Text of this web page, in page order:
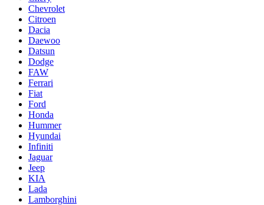
Chevrolet
Citroen
Dacia
Daewoo
Datsun
Dodge
FAW
Ferrari
Fiat
Ford
Honda
Hummer
Hyundai
Infiniti
Jaguar
Jeep
KIA
Lada
Lamborghini